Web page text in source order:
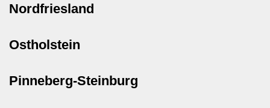
Nordfriesland
Ostholstein
Pinneberg-Steinburg